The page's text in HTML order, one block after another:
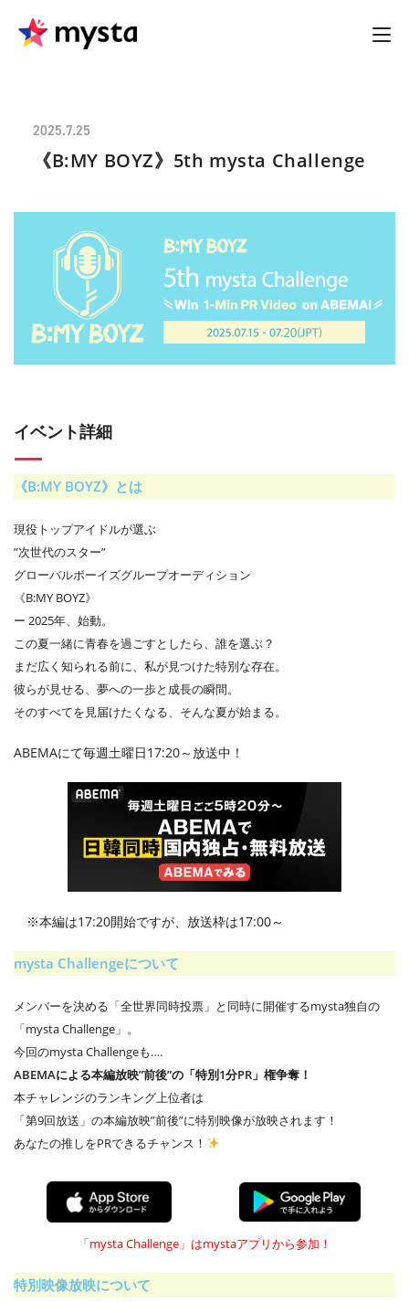
2025.7.25
《B:MY BOYZ》5th mysta Challenge
イベント詳細
《B:MY BOYZ》とは
現役トップアイドルが選ぶ
”次世代のスター”
グローバルボーイズグループオーディション
《B:MY BOYZ》
ー 2025年、始動。
この夏一緒に青春を過ごすとしたら、誰を選ぶ？
まだ広く知られる前に、私が見つけた特別な存在。
彼らが見せる、夢への一歩と成長の瞬間。
そのすべてを見届けたくなる、そんな夏が始まる。
ABEMAにて毎週土曜日17:20～放送中！
※本編は17:20開始ですが、放送枠は17:00～
mysta Challengeについて
メンバーを決める「全世界同時投票」と同時に開催するmysta独自の
「mysta Challenge」。
今回のmysta Challengeも….
ABEMAによる本編放映”前後”の「特別1分PR」権争奪！
本チャレンジのランキング上位者は
「第9回放送」の本編放映”前後”に特別映像が放映されます！
あなたの推しをPRできるチャンス！
「mysta Challenge」はmystaアプリから参加！
特別映像放映について​